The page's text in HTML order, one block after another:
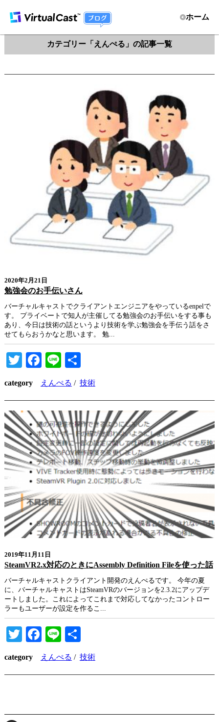
ホーム
カテゴリー「えんぺる」の記事一覧
2020年2月21日
勉強会のお手伝いさん
バーチャルキャストでクライアントエンジニアをやっているenpelで
す。 プライベートで知人が主催してる勉強会のお手伝いをする事も
あり、今日は技術の話というより技術を学ぶ勉強会を手伝う話をさ
せてもらおうかなと思います。 勉...
Twitter
Facebook
Line共
有
category えんぺる / 技術
2019年11月11日
SteamVR2.x対応のときにAssembly Definition Fileを使った話
バーチャルキャストクライアント開発のえんぺるです。 今年の夏
に、バーチャルキャストはSteamVRのバージョンを2.3.2にアップデ
ートしました。これによってこれまで対応してなかったコントロー
ラーもユーザーが設定を作るこ...
TwitterFacebook
Line
有
category えんぺる / 技術